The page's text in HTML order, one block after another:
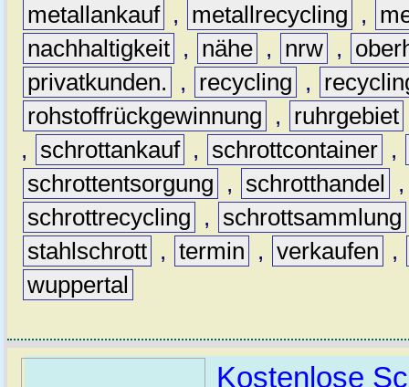
metallankauf , metallrecycling ,
nachhaltigkeit , nähe , nrw ,
privatkunden.
, recycling ,
rohstoffrückgewinnung
, ruhrgebiet
,
schrottankauf , schrottcontainer ,
schrottentsorgung
, schrotthandel
schrottrecycling
, schrottsammlung
stahlschrott , termin , verkaufen
,
wuppertal
Kostenlose